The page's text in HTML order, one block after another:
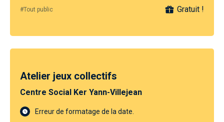
#Tout public Gratuit !
Atelier jeux collectifs
Centre Social Ker Yann-Villejean
Erreur de formatage de la date.